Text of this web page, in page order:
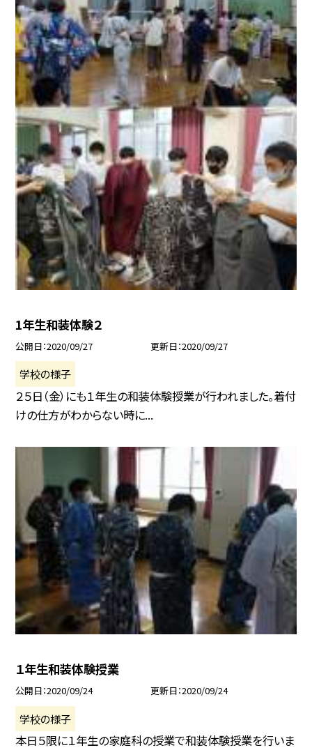
1年生和装体験２
公開日 2020/09/27 更新日 2020/09/27
学校の様子
２５日（金）にも１年生の和装体験授業が行われました。着付
けの仕方がわからない時に...
１年生和装体験授業
公開日 2020/09/24 更新日 2020/09/24
学校の様子
本日５限に１年生の家庭科の授業で和装体験授業を行いま